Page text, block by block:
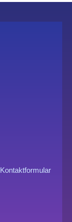
Kontaktformular